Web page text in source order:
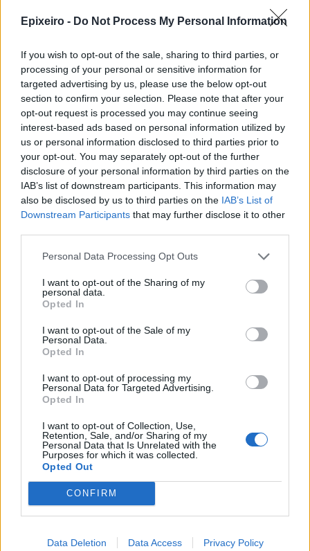
Epixeiro - Do Not Process My Personal Information
If you wish to opt-out of the sale, sharing to third parties, or
processing of your personal or sensitive information for
targeted advertising by us, please use the below opt-out
section to confirm your selection. Please note that after your
opt-out request is processed you may continue seeing
interest-based ads based on personal information utilized by
us or personal information disclosed to third parties prior to
your opt-out. You may separately opt-out of the further
disclosure of your personal information by third parties on the
IAB’s list of downstream participants. This information may
also be disclosed by us to third parties on the IAB’s List of
Downstream Participants that may further disclose it to other
Personal Data Processing Opt Outs
I want to opt-out of the Sharing of my
personal data.
Opted In
I want to opt-out of the Sale of my
Personal Data.
Opted In
I want to opt-out of processing my
Personal Data for Targeted Advertising.
Opted In
I want to opt-out of Collection, Use,
Retention, Sale, and/or Sharing of my
Personal Data that Is Unrelated with the
Purposes for which it was collected.
Opted Out
CONFIRM
Data Deletion Data Access Privacy Policy
50% του Sofia South Ring Mall με
τίμημα 49,35 εκατ. ευρώ
07/08/26|16:53
Ατρόμητος και Novibet
ανανεώνουν τη συνεργασία τους
μέχρι το 2028
07/08/26 15:48
Βραβευμένα κρασιά με την
υπογραφή της Lidl Ελλάς
07/08/26 15:29
και ισχυρό ανεκτέλεστο
συμβάσεων το πρώτο εξάμηνο
07/08/26|12:09
Εξαγοράζει την EasyJet έναντι 7,7
δισ. δολαρίων - Η δήλωση του Sir
Στέλιου Χατζηιωάννου
Σαμοθράκη: Σε λειτουργία η
πλατφόρμα myBusinessSupport
επιχειρήσεων